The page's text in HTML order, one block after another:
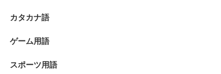
カタカナ語
ゲーム用語
スポーツ用語